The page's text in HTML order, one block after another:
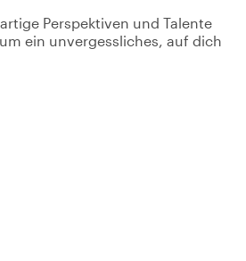
Perspektiven und Talente
ein unvergessliches, auf dich